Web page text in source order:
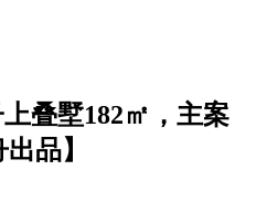
叠墅182㎡，主案
品】